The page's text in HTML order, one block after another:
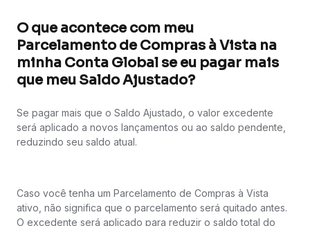
O que acontece com meu
Parcelamento de Compras à Vista na
minha Conta Global se eu pagar mais
que meu Saldo Ajustado?​
Se pagar mais que o Saldo Ajustado, o valor excedente
será aplicado a novos lançamentos ou ao saldo pendente,
reduzindo seu saldo atual.​​
Caso você tenha um Parcelamento de Compras à Vista
ativo, não significa que o parcelamento será quitado antes.
O excedente será aplicado para reduzir o saldo total do